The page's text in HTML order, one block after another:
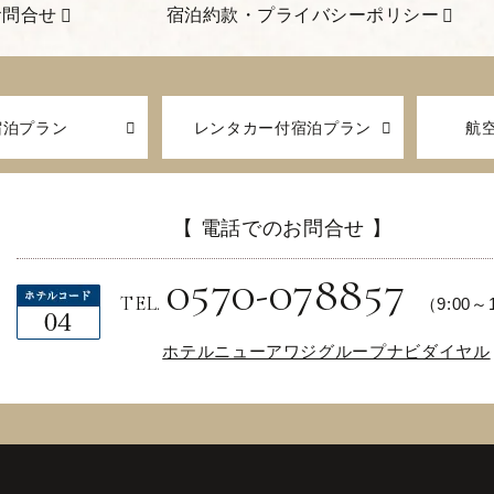
合せ 宿泊約款・プライバシーポリシー
プラン レンタカー付宿泊プラン 航
【 電話でのお問合せ 】
TEL. 0570-078857 （9:00
ホテルニューアワジグループナビダイヤル